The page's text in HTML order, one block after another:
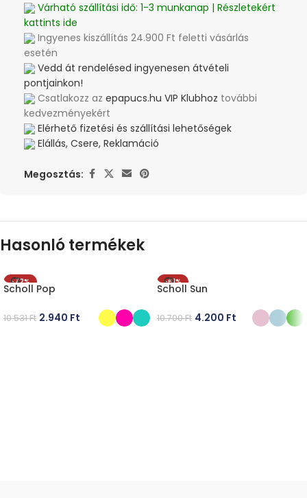
Várható szállítási idő: 1-3 munkanap | Részletekért
kattints ide
Ingyenes kiszállítás 24.900 Ft feletti vásárlás
esetén
Vedd át rendelésed ingyenesen átvételi
pontjainkon!
Csatlakozz az epapucs.hu VIP Klubhoz további
kedvezményekért
Elérhető fizetési és szállítási lehetőségek
Elállás, Csere, Reklamáció
Megosztás:
Hasonló termékek
-72%
Scholl Pop
10.531Ft 2.940 Ft
-61%
Scholl Sun
10.700Ft 4.200 Ft